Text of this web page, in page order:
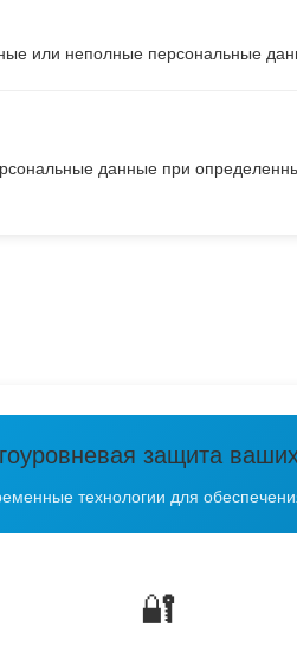
или неполные персональные
данные при
защита
технологии для
🔐